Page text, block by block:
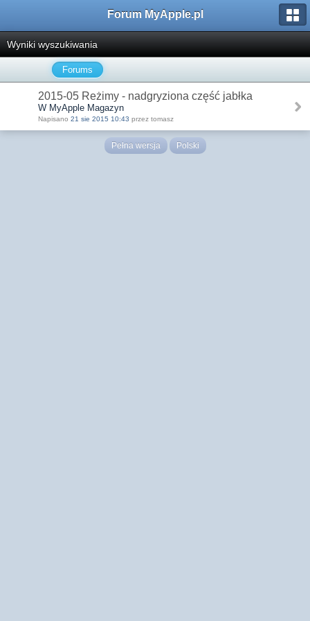
Forum MyApple.pl
Wyniki wyszukiwania
Forums
2015-05 Reżimy - nadgryziona część jabłka
W MyApple Magazyn
Napisano 21 sie 2015 10:43 przez tomasz
Pełna wersja Polski